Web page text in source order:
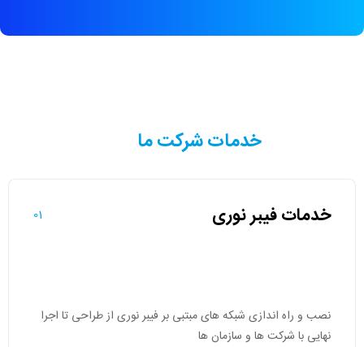
خدمات شرکت ما
خدمات فیبر نوری 01
نصب و راه‌ اندازی شبکه های مبتبی بر فیبر نوری از طراحی تا اجرا
نهایی با شرکت ها و سازمان ها